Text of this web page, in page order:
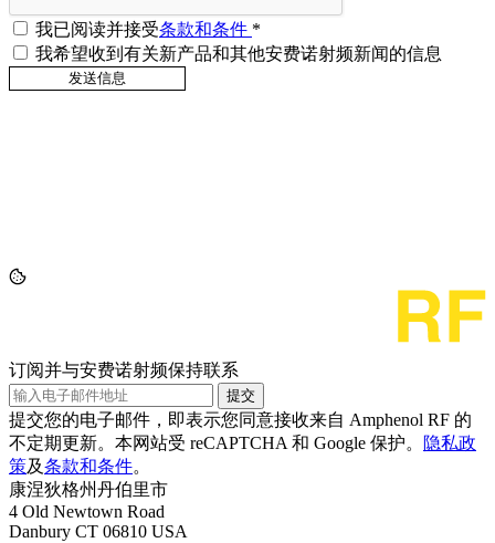
我已阅读并接受条款和条件 *
我希望收到有关新产品和其他安费诺射频新闻的信息
订阅并与安费诺射频保持联系
提交
提交您的电子邮件，即表示您同意接收来自 Amphenol RF 的
不定期更新。本网站受 reCAPTCHA 和 Google 保护。
隐私政
策及条款和条件。
康涅狄格州丹伯里市
4 Old Newtown Road
Danbury CT 06810 USA